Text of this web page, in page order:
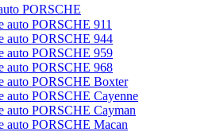
PORSCHE
auto PORSCHE 911
auto PORSCHE 944
auto PORSCHE 959
auto PORSCHE 968
auto PORSCHE Boxter
auto PORSCHE Cayenne
auto PORSCHE Cayman
auto PORSCHE Macan